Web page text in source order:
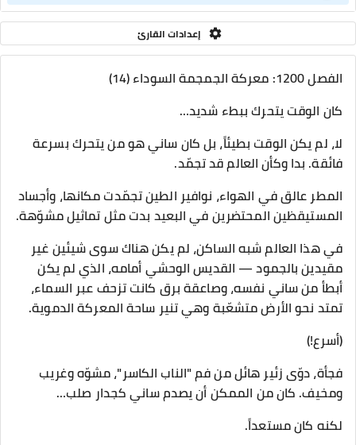
إعدادات القارئ
الفصل 1200: معركة الجمجمة السوداء (14)
كان الوقت يتحرك ببطء شديد…
لا، لم يكن الوقت بطيئاً، بل كان ساني هو من يتحرك بسرعة
فائقة. بدا وكأن العالم قد تجمّد.
المطر عالق في الهواء، نوافير الطين تجمّدت مكانها، وأجساد
المستيقظين المحتضرين في البعيد بدت مثل تماثيل مشوّهة.
في هذا العالم شبه الساكن، لم يكن هناك سوى شيئين غير
مقيدين بالجمود — القديس الوحشي أمامه، الذي لم يكن
أبطأ من ساني نفسه، وصاعقة برق كانت تزحف عبر السماء،
تمتد نحو الأرض متشعّبة وهي تنير ساحة المعركة الدموية.
(أسرع!)
فجأة، دوّى زئير هائل من فم "الناب الكاسر"، مشوّه وغريب
ومخيف. كان من الممكن أن يصدم ساني كجدار صلب…
لكنه كان مستعداً.